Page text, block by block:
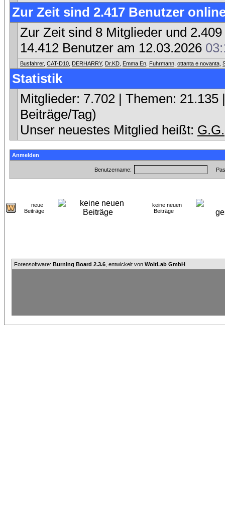
Zur Zeit sind 2.417 Benutzer
Zur Zeit sind 8 Mitglieder und
14.412 Benutzer am 12.03.2026
Busfahrer, CAT-D10 DERHARRY, Dr.KD Emma En Fuhrmann ottanta e novanta
Statistik
Mitglieder: 7.702 | Themen:
Beiträge/Tag)
Unser neuestes Mitglied heißt: G.G.
Anmelden
Benutzername:
neue
Beiträge
keine neuen
Beiträge
Forensoftware: Burning Board 2.3.6 , entwickelt von WoltLab GmbH